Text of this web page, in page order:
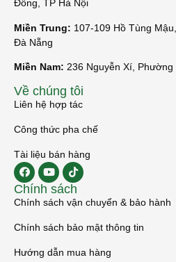
Đông, TP Hà Nội
Miền Trung: 107-109 Hồ Tùng
Đà Nẵng
Miền Nam: 236 Nguyễn Xí,
Về chúng tôi
Liên hệ hợp tác
Công thức pha chế
Tài liệu bán hàng
Chính sách
Chính sách vận chuyển & bảo hành
Chính sách bảo mật thông tin
Hướng dẫn mua hàng